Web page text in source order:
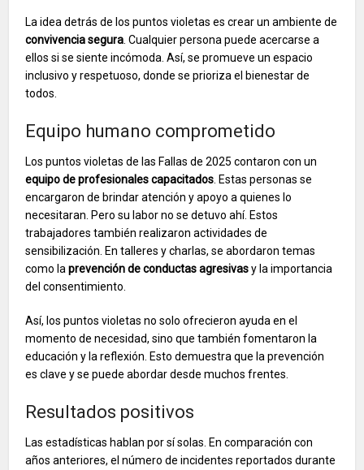
La idea detrás de los puntos violetas es crear un ambiente de
convivencia segura . Cualquier persona puede acercarse a
ellos si se siente incómoda. Así, se promueve un espacio
inclusivo y respetuoso, donde se prioriza el bienestar de
todos.
Equipo humano comprometido
Los puntos violetas de las Fallas de 2025 contaron con un
equipo de profesionales capacitados . Estas personas se
encargaron de brindar atención y apoyo a quienes lo
necesitaran. Pero su labor no se detuvo ahí. Estos
trabajadores también realizaron actividades de
sensibilización. En talleres y charlas, se abordaron temas
como laprevención de conductas agresivasy la importancia
del consentimiento.
Así, los puntos violetas no solo ofrecieron ayuda en el
momento de necesidad, sino que también fomentaron la
educación y la reflexión. Esto demuestra que la prevención
es clave y se puede abordar desde muchos frentes.
Resultados positivos
Las estadísticas hablan por sí solas. En comparación con
años anteriores, el número de incidentes reportados durante